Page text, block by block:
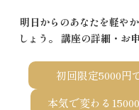
明日からのあなたを軽や
しょう。 講座の詳細・お
初回限定5000円
本気で変わる